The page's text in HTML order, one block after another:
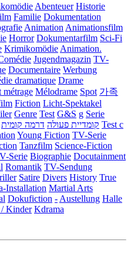
Abenteuer Historie
Familie Dokumentation
Animation Animationsfilm
Horror Dokumentarfilm Sci-Fi
Krimikomödie Animation.
Jugendmagazin TV-
Documentaire Werbung
dramatique Drame
métrage Mélodrame Spot 가족
Fiction Licht-Spektakel
Genre Test G&S g Serie
קומדיית פעולה דרמה קומית
Test c
Young Fiction TV-Serie
Tanzfilm Science-Fiction
Serie Biographie Docutainment
Romantik TV-Sendung
Satire Divers History True
Installation Martial Arts
Dokufiction - Austellung Halle
Kinder Kdrama